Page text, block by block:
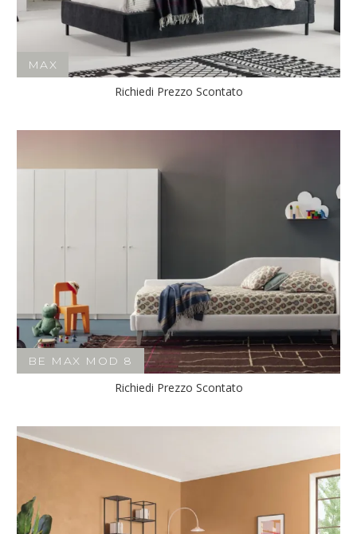
MAX
Richiedi Prezzo Scontato
BE MAX MOD 8
Richiedi Prezzo Scontato